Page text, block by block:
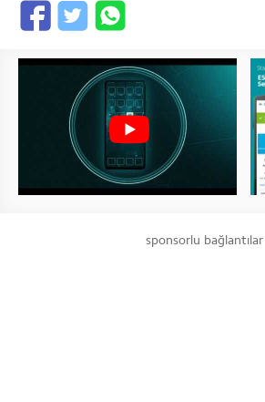
sponsorlu bağlantılar